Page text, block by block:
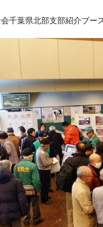
千葉県北部支部紹介ブー